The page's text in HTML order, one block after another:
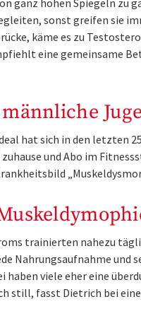
ganz hohen Spiegeln zu
sonst greifen sie
käme es zu
eine gemeinsame
hat sich in den letzten
und Abo im
trainierten nahezu
Nahrungsaufnahme und
haben viele eher eine
still, fasst Dietrich bei